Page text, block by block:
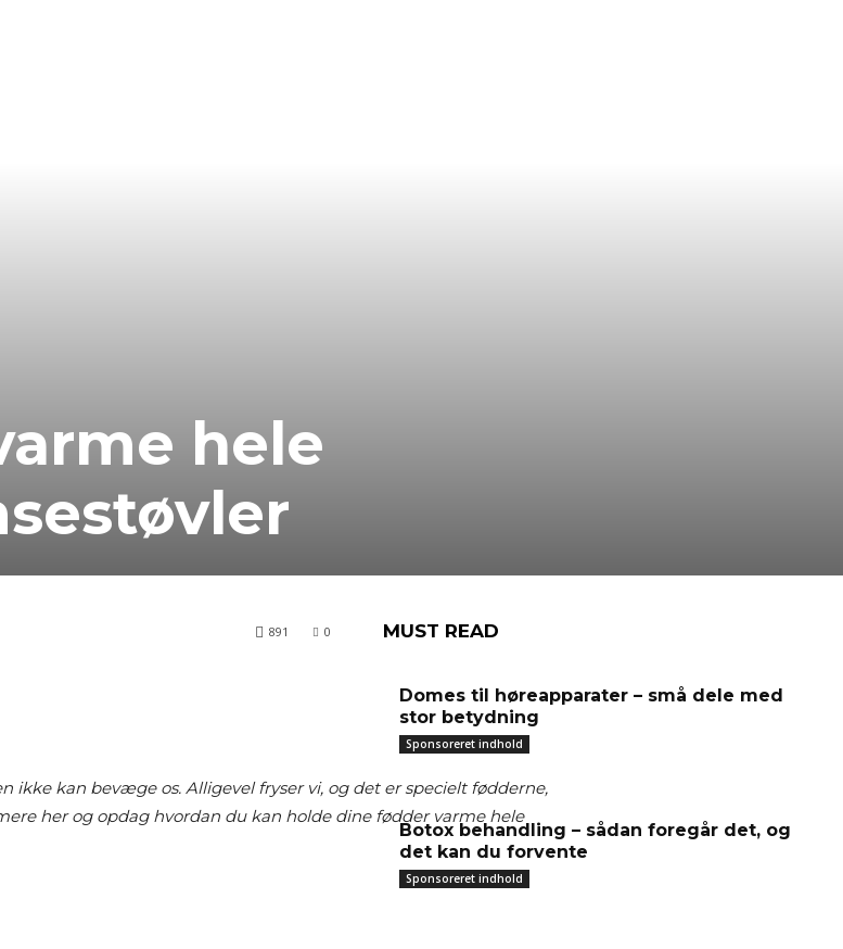
hele
0
891
kan bevæge os. Alligevel fryser vi, og det er specielt fødderne,
her og opdag hvordan du kan holde dine fødder varme hele
MUST READ
Domes til høreapparater – små dele med
stor betydning
Sponsoreret indhold
Botox behandling – sådan foregår det, og
det kan du forvente
Sponsoreret indhold